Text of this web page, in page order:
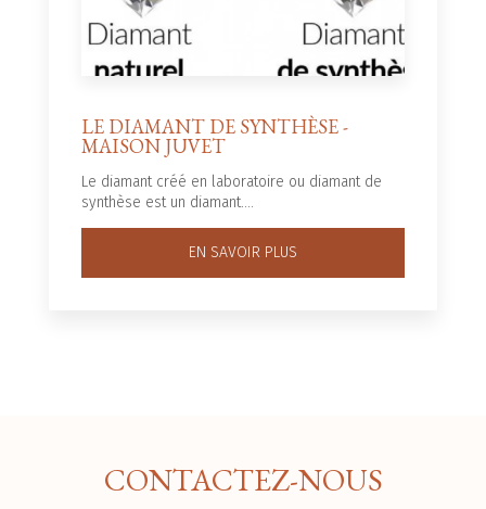
LE DIAMANT DE SYNTHÈSE -
MAISON JUVET
Le diamant créé en laboratoire ou diamant de
synthèse est un diamant....
EN SAVOIR PLUS
CONTACTEZ-NOUS